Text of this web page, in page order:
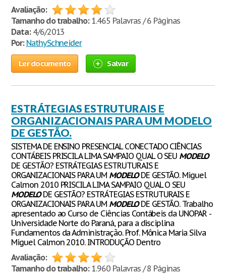
Avaliação:
Tamanho do trabalho:1.465 Palavras / 6 Páginas
Data:4/6/2013
Por: NathySchneider
Ler documento Salvar
ESTRÁTEGIAS ESTRUTURAIS E
ORGANIZACIONAIS PARA UM MODELO
DE GESTÃO.
SISTEMA DE ENSINO PRESENCIAL CONECTADO CIÊNCIAS
CONTÁBEIS PRISCILA LIMA SAMPAIO QUAL O SEU MODELO
DE GESTÃO? ESTRÁTEGIAS ESTRUTURAIS E
ORGANIZACIONAIS PARA UM MODELODE GESTÃO. Miguel
Calmon 2010 PRISCILA LIMA SAMPAIO QUAL O SEU
MODELODE GESTÃO? ESTRÁTEGIAS ESTRUTURAIS E
ORGANIZACIONAIS PARA UM MODELODE GESTÃO. Trabalho
apresentado ao Curso de Ciências Contábeis da UNOPAR -
Universidade Norte do Paraná, para a disciplina
Fundamentos da Administração. Prof. Mônica Maria Silva
Miguel Calmon 2010. INTRODUÇÃO Dentro
Avaliação:
Tamanho do trabalho:1.960 Palavras / 8 Páginas